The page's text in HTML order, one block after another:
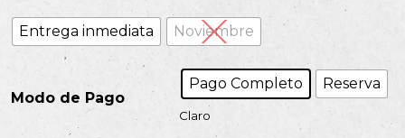
Entrega inmediata Noviembre
Modo de Pago
Pago Completo Reserva
Claro